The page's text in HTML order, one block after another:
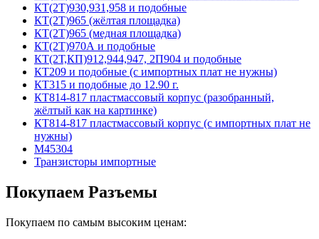
КТ(2Т)930,931,958 и подобные
КТ(2Т)965 (жёлтая площадка)
КТ(2Т)965 (медная площадка)
КТ(2Т)970А и подобные
КТ(2Т,КП)912,944,947, 2П904 и подобные
КТ209 и подобные (с импортных плат не нужны)
КТ315 и подобные до 12.90 г.
КТ814-817 пластмассовый корпус (разобранный,
жёлтый как на картинке)
КТ814-817 пластмассовый корпус (с импортных плат не
нужны)
М45304
Транзисторы импортные
Покупаем Разъемы
Покупаем по самым высоким ценам: